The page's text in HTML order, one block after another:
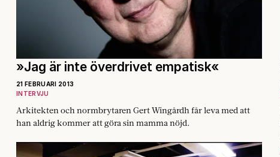
»Jag är inte överdrivet empatisk«
21 FEBRUARI 2013
INTERVJU
Arkitekten och normbrytaren Gert Wingårdh får leva med att
han aldrig kommer att göra sin mamma nöjd.